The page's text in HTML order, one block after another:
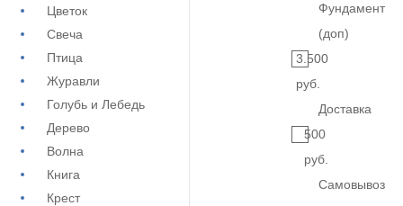
Цветок
Свеча
Птица
Журавли
Голубь и Лебедь
Дерево
Волна
Книга
Крест
Фундамент
(доп)
3.500
руб.
Доставка
500
руб.
Самовывоз